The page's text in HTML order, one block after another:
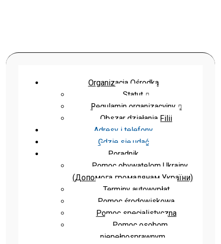
Organizacja Ośrodka
Statut
Regulamin organizacyjny
Obszar działania Filii
Adresy i telefony
Gdzie się udać
Poradnik
Pomoc obywatelom Ukrainy
(Допомога громадянам України)
Terminy autowypłat
Pomoc środowiskowa
Pomoc specjalistyczna
Pomoc osobom
niepełnosprawnym